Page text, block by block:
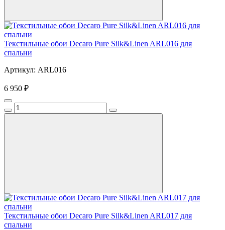
Текстильные обои Decaro Pure Silk&Linen ARL016 для
спальни
Артикул: ARL016
6 950 ₽
Текстильные обои Decaro Pure Silk&Linen ARL017 для
спальни